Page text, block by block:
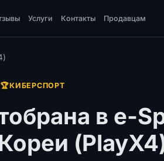
Услуги Контакты Продавцам
🏆КИБЕРСПОРТ
в e-